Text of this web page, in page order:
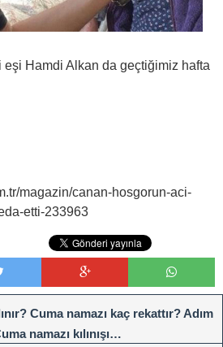
eşi Hamdi Alkan da geçtiğimiz hafta
magazin/canan-hosgorun-aci-
etti-233963
Cuma namazı kaç rekattır? Adım
namazı kılınışı…